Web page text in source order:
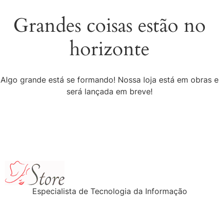
Grandes coisas estão no
horizonte
Algo grande está se formando! Nossa loja está em obras e
será lançada em breve!
Especialista de Tecnologia da Informação